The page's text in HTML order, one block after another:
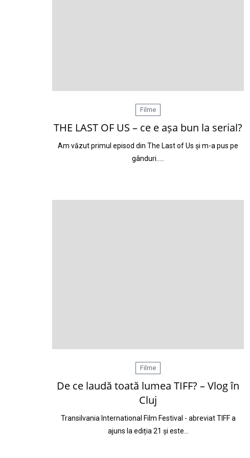
Filme
THE LAST OF US – ce e așa bun la serial?
Am văzut primul episod din The Last of Us și m-a pus pe
gânduri..…
Filme
De ce laudă toată lumea TIFF? – Vlog în
Cluj
Transilvania International Film Festival - abreviat TIFF a
ajuns la ediția 21 și este…